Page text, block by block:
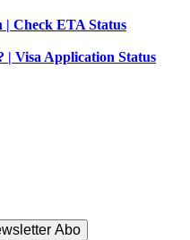
Check ETA Status
| Visa Application Status